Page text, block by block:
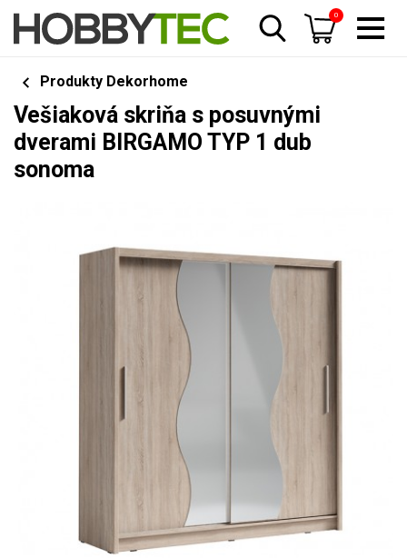
0
Produkty Dekorhome
Vešiaková skriňa s posuvnými
dverami BIRGAMO TYP 1 dub
sonoma